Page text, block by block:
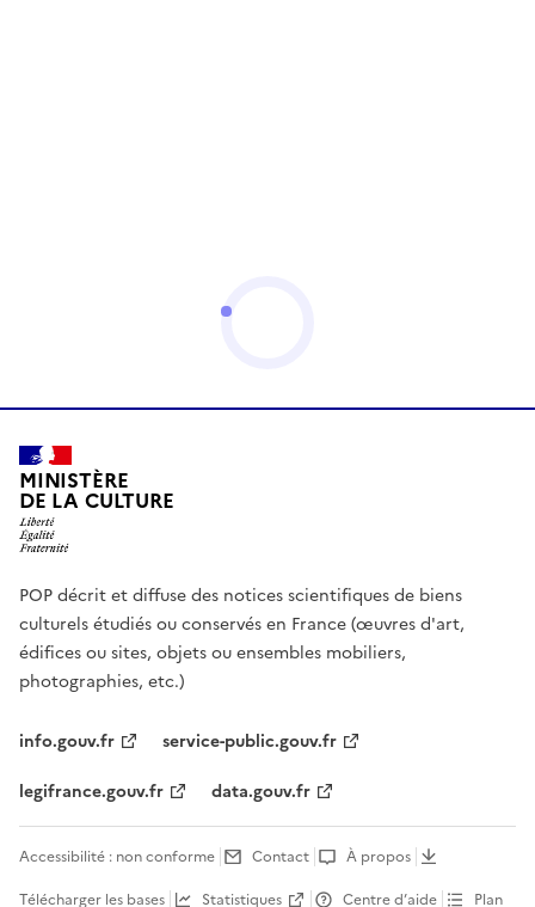
MINISTÈRE
DE LA CULTURE
POP décrit et diffuse des notices scientifiques de biens
culturels étudiés ou conservés en France (œuvres d'art,
édifices ou sites, objets ou ensembles mobiliers,
photographies, etc.)
info.gouv.fr
service-public.gouv.fr
legifrance.gouv.fr
data.gouv.fr
Accessibilité : non conforme Contact
À propos
Télécharger les bases
Statistiques Centre d’aide Plan